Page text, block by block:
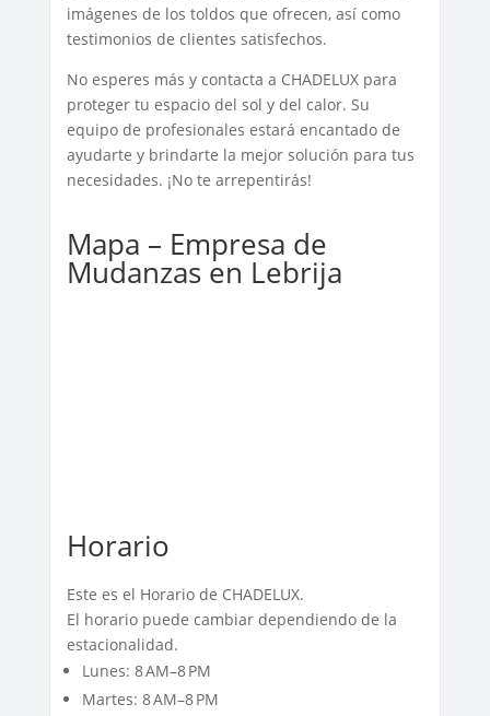
imágenes de los toldos que ofrecen, así como
testimonios de clientes satisfechos.
No esperes más y contacta a CHADELUX para
proteger tu espacio del sol y del calor. Su
equipo de profesionales estará encantado de
ayudarte y brindarte la mejor solución para tus
necesidades. ¡No te arrepentirás!
Mapa – Empresa de
Mudanzas en Lebrija
Horario
Este es el Horario de CHADELUX.
El horario puede cambiar dependiendo de la
estacionalidad.
Lunes: 8 AM–8 PM
Martes: 8 AM–8 PM